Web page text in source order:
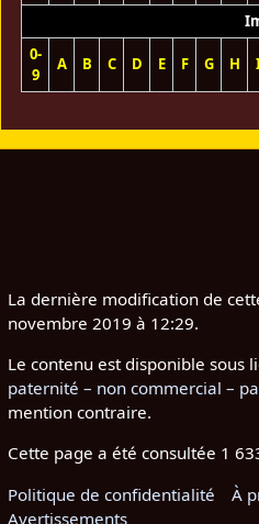
0-
9
A B C D E F G H
La dernière modification de
novembre 2019 à 12:29.
Le contenu est disponible sous
paternité – non commercial –
mention contraire.
Cette page a été consultée 1
Politique de confidentialité
À
Avertissements